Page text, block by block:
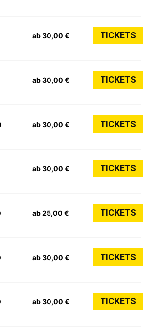
ab 30,00 € TICKETS
ab 30,00 € TICKETS
ab 30,00 € TICKETS
ab 30,00 € TICKETS
ab 25,00 € TICKETS
ab 30,00 € TICKETS
ab 30,00 € TICKETS